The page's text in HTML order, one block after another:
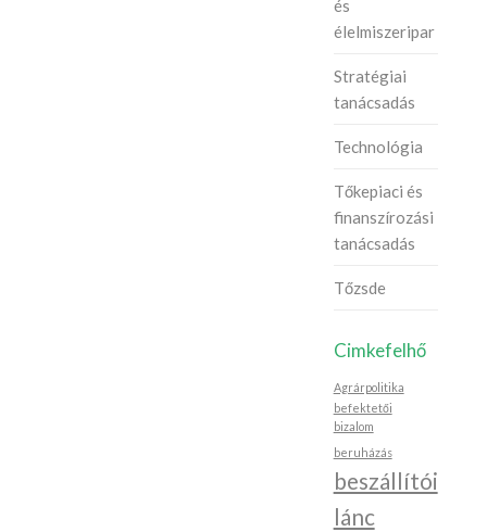
és
élelmiszeripar
Stratégiai
tanácsadás
Technológia
Tőkepiaci és
finanszírozási
tanácsadás
Tőzsde
Cimkefelhő
Agrárpolitika
befektetői
bizalom
beruházás
beszállítói
lánc